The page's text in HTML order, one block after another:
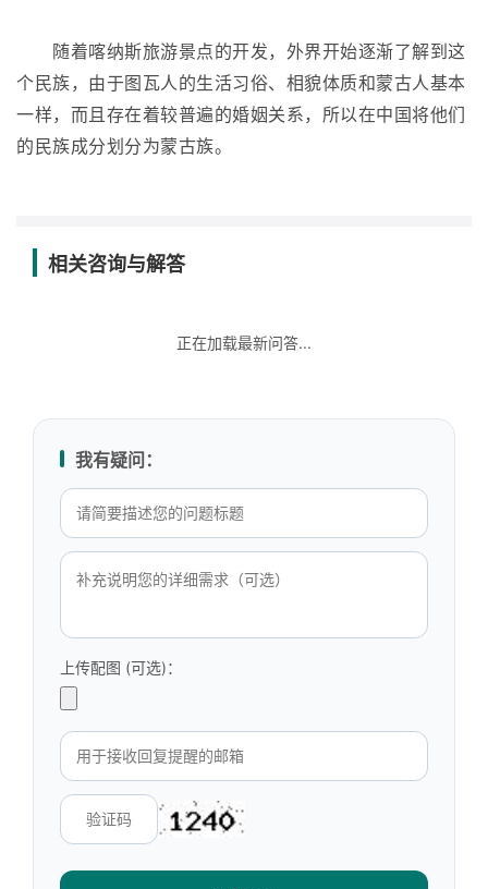
随着喀纳斯旅游景点的开发，外界开始逐渐了解到这
个民族，由于图瓦人的生活习俗、相貌体质和蒙古人基本
一样，而且存在着较普遍的婚姻关系，所以在中国将他们
的民族成分划分为蒙古族。
相关咨询与解答
正在加载最新问答...
我有疑问：
上传配图 (可选)：